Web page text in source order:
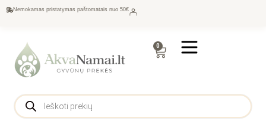
Nemokamas pristatymas paštomatais nuo 50€
0